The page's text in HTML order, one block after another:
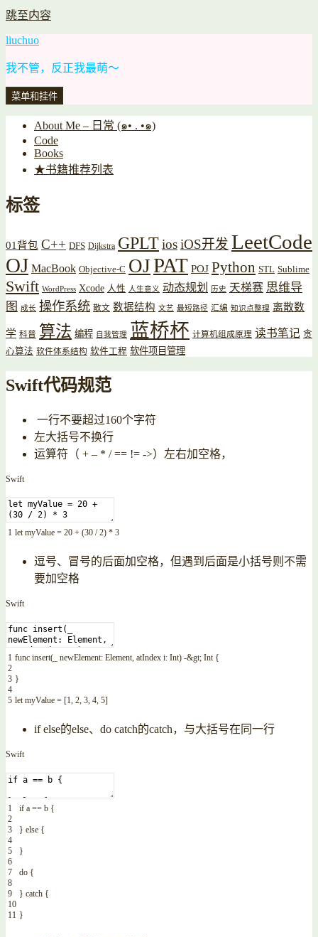
跳至内容
liuchuo
我不管，反正我最萌～
菜单和挂件
About Me – 日常 (๑• . •๑)
Code
Books
★书籍推荐列表
标签
01背包 C++ DFS Dijkstra GPLTiosiOS开发 LeetCode
OJ MacBook Objective-C OJPAT POJ Python STL Sublime
Swift WordPress Xcode 人性 人生意义 动态规划 历史 天梯赛 思维导
图
成长 操作系统 散文 数据结构 文艺 最短路径 汇编 知识点整理 离散数
学 科普 算法 编程 自我管理 蓝桥杯 计算机组成原理 读书笔记 贪
心算法 软件体系结构 软件工程 软件项目管理
Swift代码规范
一行不要超过160个字符
左大括号不换行
运算符（ + – * / == != ->）左右加空格，
Swift
1 let myValue = 20 + (30 / 2) * 3
逗号、冒号的后面加空格，但遇到后面是小括号则不需
要加空格
Swift
1
2
3
4
5
func insert( newElement: Element, atIndex i: Int) -&gt; Int {
}
let myValue = [1, 2, 3, 4, 5]
if else的else、do catch的catch，与大括号在同一行
Swift
1
2
3
4
5
6
7
8
9
10
11
if a == b {
} else {
}
do {
} catch {
}